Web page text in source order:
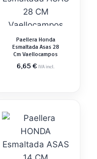
Paellera Honda
Esmaltada Asas 28
Cm Vaellocampos
6,65€ IVA incl.